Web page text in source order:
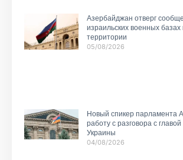
Азербайджан отверг
израильских военных базах
территории
05/08/2026
Новый спикер парламента
работу с разговора с
Украины
04/08/2026